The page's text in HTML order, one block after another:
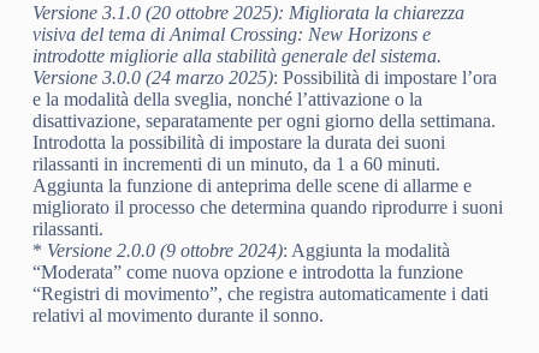
Versione 3.1.0 (20 ottobre 2025): Migliorata la chiarezza
visiva del tema di Animal Crossing: New Horizons e
introdotte migliorie alla stabilità generale del sistema.
Versione 3.0.0 (24 marzo 2025): Possibilità di impostare l’ora
e la modalità della sveglia, nonché l’attivazione o la
disattivazione, separatamente per ogni giorno della settimana.
Introdotta la possibilità di impostare la durata dei suoni
rilassanti in incrementi di un minuto, da 1 a 60 minuti.
Aggiunta la funzione di anteprima delle scene di allarme e
migliorato il processo che determina quando riprodurre i suoni
rilassanti.
* Versione 2.0.0 (9 ottobre 2024): Aggiunta la modalità
“Moderata” come nuova opzione e introdotta la funzione
“Registri di movimento”, che registra automaticamente i dati
relativi al movimento durante il sonno.